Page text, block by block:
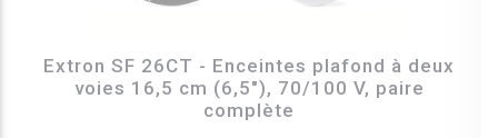
Extron SF 26CT - Enceintes plafond à deux
voies 16,5 cm (6,5"), 70/100 V, paire
complète